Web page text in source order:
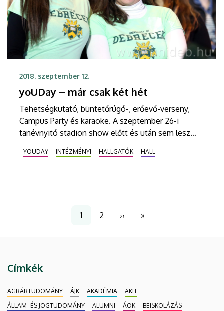
2018. szeptember 12.
yoUDay – már csak két hét
Tehetségkutató, büntetőrúgó-, erőevő-verseny,
Campus Party és karaoke. A szeptember 26-i
tanévnyitó stadion show előtt és után sem lesz
közösség összetartozását szimbolizáló yoUDay-
YOUDAY INTÉZMÉNYI HALLGATÓK HALL
Jelenlegi
1
Page
2
Következő
››
Utolsó
»
Címkék
AGRÁRTUDOMÁNY ÁJK AKADÉMIA
AKIT
ÁLLAM- ÉS JOGTUDOMÁNY
ALUMNI ÁOK
BEISKOLÁZÁS